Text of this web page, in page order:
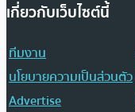
เกี่ยวกับเว็บไซต์นี้
ทีมงาน
นโยบายความเป็นส่วนตัว
Advertise